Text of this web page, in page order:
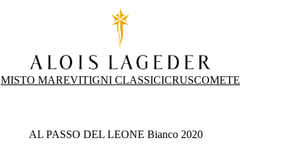
MISTO MAREVITIGNI CLASSICICRUSCOMETE
AL PASSO DEL LEONE Bianco 2020